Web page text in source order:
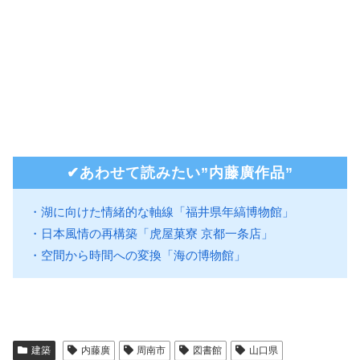
✔︎あわせて読みたい”内藤廣作品”
・湖に向けた情緒的な軸線「福井県年縞博物館」
・日本風情の再構築「虎屋菓寮 京都一条店」
・空間から時間への変換「海の博物館」
建築 内藤廣 周南市 図書館 山口県